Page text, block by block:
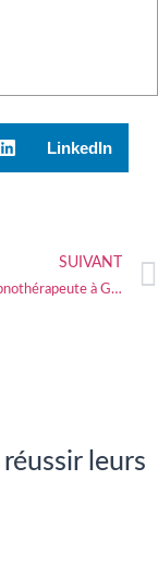
LinkedIn
SUIVANT
Meilleure Hypnothérapeute à Gouzon
leurs